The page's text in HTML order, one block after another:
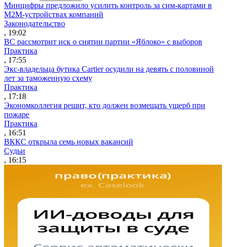
Минцифры предложило усилить контроль за сим-картами в
M2M-устройствах компаний
Законодательство
, 19:02
ВС рассмотрит иск о снятии партии «Яблоко» с выборов
Практика
, 17:55
Экс-владельца бутика Cartier осудили на девять с половиной
лет за таможенную схему
Практика
, 17:18
Экономколлегия решит, кто должен возмещать ущерб при
пожаре
Практика
, 16:51
ВККС открыла семь новых вакансий
Судьи
, 16:15